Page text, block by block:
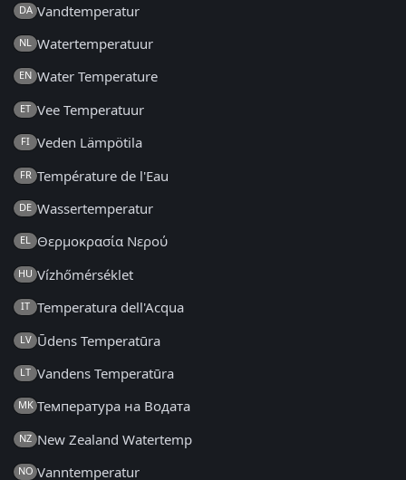
DA Vandtemperatur
NL Watertemperatuur
EN Water Temperature
ET Vee Temperatuur
FI Veden Lämpötila
FR Température de l'Eau
DE Wassertemperatur
EL Θερμοκρασία Νερού
HU Vízhőmérséklet
IT Temperatura dell'Acqua
LV Ūdens Temperatūra
LT Vandens Temperatūra
MK Температура на Водата
NZ New Zealand Watertemp
NO Vanntemperatur